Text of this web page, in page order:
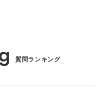
質問ランキング